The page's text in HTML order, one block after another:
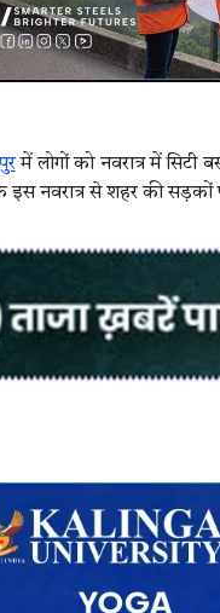
में लोगों को नवरात्र में
इस नवरात्र से शहर की